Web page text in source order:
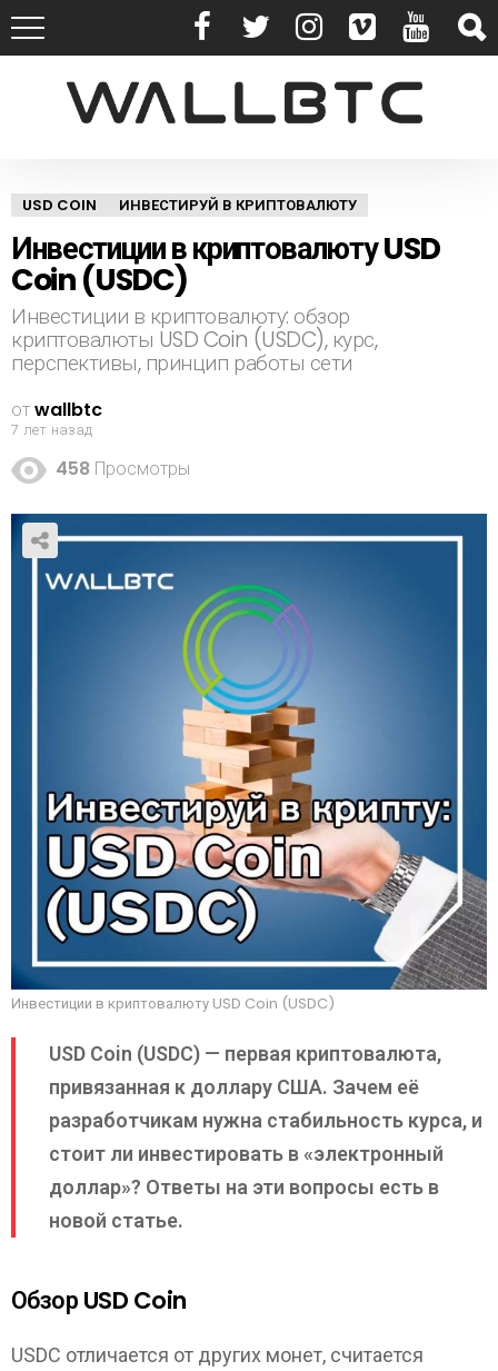
USD COIN ИНВЕСТИРУЙ В КРИПТОВАЛЮТУ
Инвестиции в криптовалюту USD
Coin (USDC)
Инвестиции в криптовалюту: обзор
криптовалюты USD Coin (USDC), курс,
перспективы, принцип работы сети
отwallbtc
7 лет назад
458 Просмотры
Инвестиции в криптовалюту USD Coin (USDC)
USD Coin (USDC) — первая криптовалюта,
привязанная к доллару США. Зачем её
разработчикам нужна стабильность курса, и
стоит ли инвестировать в «электронный
доллар»? Ответы на эти вопросы есть в
новой статье.
Обзор USD Coin
USDC отличается от других монет, считается